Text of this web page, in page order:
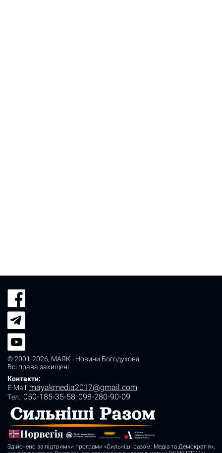
© 2001-2026, МАЯК - Новини Богодухова
Всі права захищені.
Контакти:
E-Mail: mayakmedia2017@gmail.com
Tел.: 050-185-35-58, 098-280-90-09
Здійснено за підтримки програми «Сильніші разом: Медіа та Демократія»,